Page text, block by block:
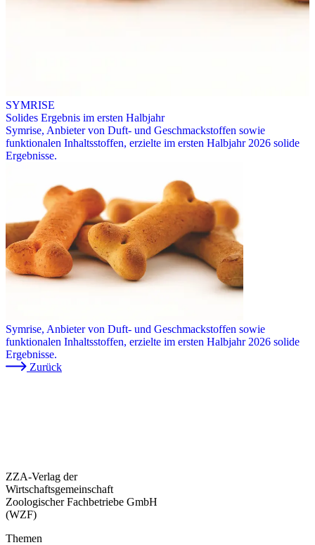
SYMRISE
Solides Ergebnis im ersten Halbjahr
Symrise, Anbieter von Duft- und Geschmackstoffen sowie
funktionalen Inhaltsstoffen, erzielte im ersten Halbjahr 2026 solide
Ergebnisse.
Symrise, Anbieter von Duft- und Geschmackstoffen sowie
funktionalen Inhaltsstoffen, erzielte im ersten Halbjahr 2026 solide
Ergebnisse.
Zurück
ZZA-Verlag der
Wirtschaftsgemeinschaft
Zoologischer Fachbetriebe GmbH
(WZF)
Themen